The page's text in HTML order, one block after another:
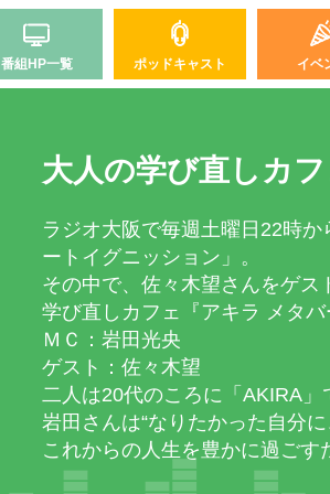
番組HP一覧 ポッドキャスト イベ
大人の学び直しカ
ラジオ大阪で毎週土曜日22時
ートイグニッション」。
その中で、佐々木望さんをゲ
学び直しカフェ『アキラ メタ
ＭＣ：岩田光央
ゲスト：佐々木望
二人は20代のころに「AKIRA」
岩田さんは“なりたかった自分
これからの人生を豊かに過ごす